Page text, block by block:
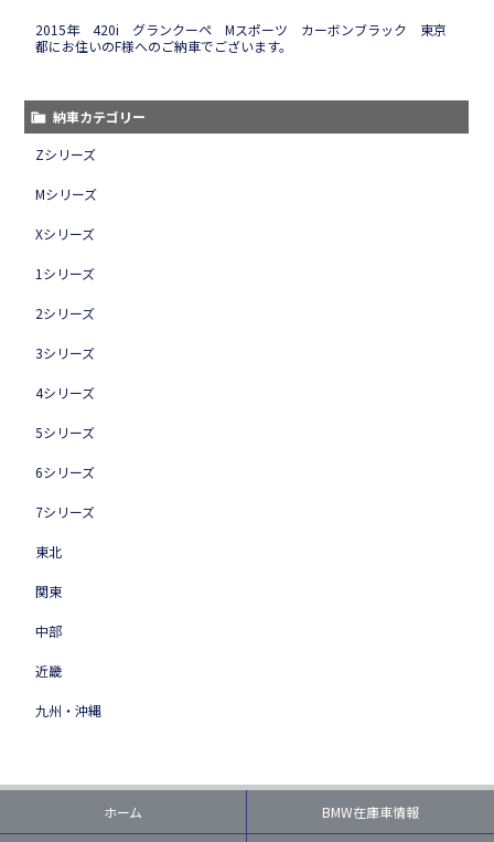
2015年 420i グランクーペ Mスポーツ カーボンブラック 東京
都にお住いのF様へのご納車でございます。
納車カテゴリー
Zシリーズ
Mシリーズ
Xシリーズ
1シリーズ
2シリーズ
3シリーズ
4シリーズ
5シリーズ
6シリーズ
7シリーズ
東北
関東
中部
近畿
九州・沖縄
ホーム BMW在庫車情報